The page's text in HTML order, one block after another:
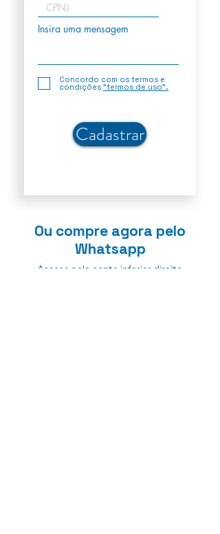
Insira uma mensagem
Concordo com os termos e
condições "termos de uso".
Cadastrar
Ou compre agora pelo
Whatsapp
Acesse pelo canto inferior direito